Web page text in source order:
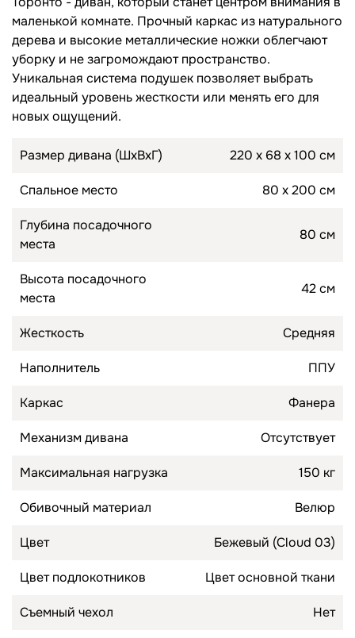
маленькой комнате. Прочный каркас из натурального
дерева и высокие металлические ножки облегчают
уборку и не загромождают пространство.
Уникальная система подушек позволяет выбрать
идеальный уровень жесткости или менять его для
новых ощущений.
Размер дивана (ШхВхГ) 220 х 68 х 100 см
Спальное место 80 х 200 см
Глубина посадочного
места
80 см
Высота посадочного
места
42 см
Жесткость Средняя
Наполнитель ППУ
Каркас Фанера
Механизм дивана Отсутствует
Максимальная нагрузка 150 кг
Обивочный материал Велюр
Цвет Бежевый (Cloud 03)
Цвет подлокотников Цвет основной ткани
Съемный чехол Нет
Топперы для диванов
Спальные гарнитуры
Комоды
Прикроватные тумбы
Туалетные столики
Пуфы
Подушки